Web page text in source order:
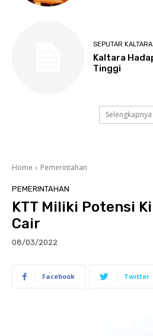
SEPUTAR KALTARA
Kaltara
Tinggi
Selengkapnya